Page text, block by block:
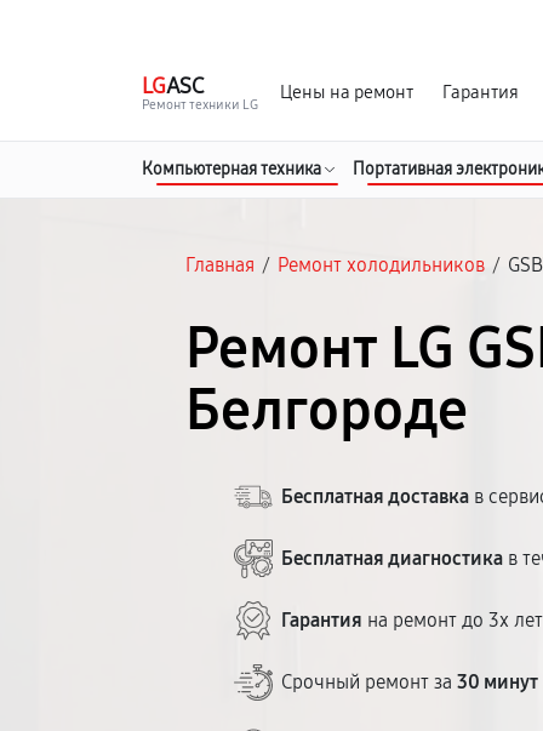
LGASC
Ремонт техники LG
Цены на ремонт Гарантия
Компьютерная техника Портативная
Главная / Ремонт холодильников /
Ремонт LG
Белгороде
Бесплатная доставка в
Бесплатная диагностика в
Гарантия на ремонт до 3х лет
Срочный ремонт за30 минут